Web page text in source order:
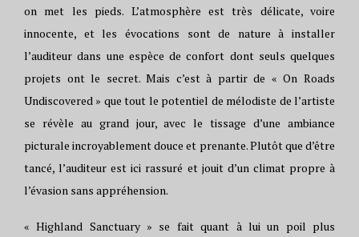
on met les pieds. L’atmosphère est très délicate, voire
innocente, et les évocations sont de nature à installer
l’auditeur dans une espèce de confort dont seuls quelques
projets ont le secret. Mais c’est à partir de « On Roads
Undiscovered » que tout le potentiel de mélodiste de l’artiste
se révèle au grand jour, avec le tissage d’une ambiance
picturale incroyablement douce et prenante. Plutôt que d’être
tancé, l’auditeur est ici rassuré et jouit d’un climat propre à
l’évasion sans appréhension.
« Highland Sanctuary » se fait quant à lui un poil plus